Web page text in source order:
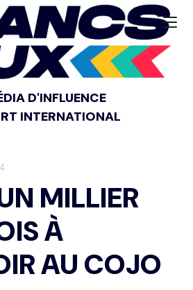
D'INFLUENCE
INTERNATIONAL
MILLIER
À
AU COJO